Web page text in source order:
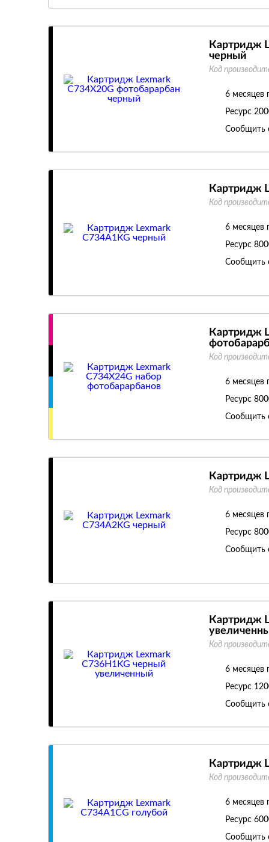
Картридж
черный
Код
6 месяцев
Ресурс
Сообщить
Картридж
Код
6 месяцев
Ресурс
Сообщить
Картридж
Код
6 месяцев
Ресурс
Сообщить
Картридж
Код
6 месяцев
Ресурс
Сообщить
Картридж
Код
6 месяцев
Ресурс
Сообщить
Картридж
Код
6 месяцев
Ресурс
Сообщить